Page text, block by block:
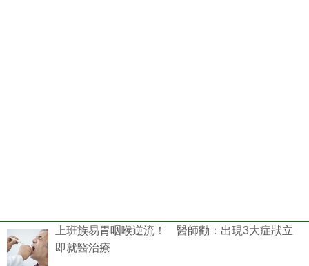
上班族易胃咽喉逆流！ 醫師勸：出現3大症狀立
即就醫治療